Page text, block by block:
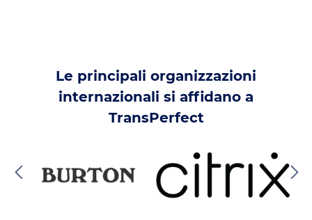
Le principali organizzazioni
internazionali si affidano a
TransPerfect